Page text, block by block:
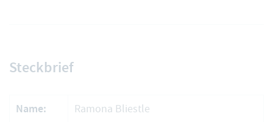
Steckbrief
Name: Ramona Bliestle